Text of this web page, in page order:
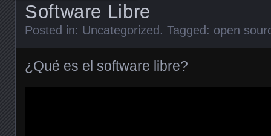
Software Libre
Posted in: Uncategorized. Tagged: open
¿Qué es el software libre?